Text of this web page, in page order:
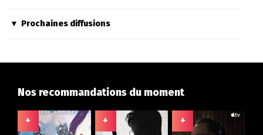
Prochaines diffusions
Nos recommandations du moment
+ + +